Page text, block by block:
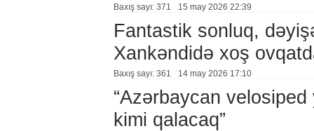
Baxış sayı: 371 15 may 2026 22:39
Fantastik sonluq,
Xankəndidə xoş
Baxış sayı: 361 14 may 2026 17:10
“Azərbaycan
kimi qalacaq”